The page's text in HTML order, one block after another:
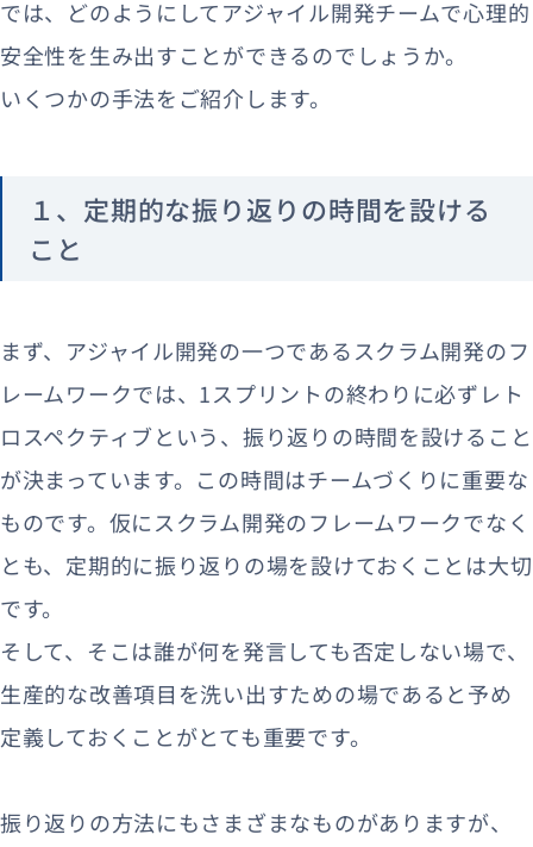
では、どのようにしてアジャイル開発チームで心理的
安全性を生み出すことができるのでしょうか。
いくつかの手法をご紹介します。
１、定期的な振り返りの時間を設ける
こと
まず、アジャイル開発の一つであるスクラム開発のフ
レームワークでは、1スプリントの終わりに必ずレト
ロスペクティブという、振り返りの時間を設けること
が決まっています。この時間はチームづくりに重要な
ものです。仮にスクラム開発のフレームワークでなく
とも、定期的に振り返りの場を設けておくことは大切
です。
そして、そこは誰が何を発言しても否定しない場で、
生産的な改善項目を洗い出すための場であると予め
定義しておくことがとても重要です。
振り返りの方法にもさまざまなものがありますが、